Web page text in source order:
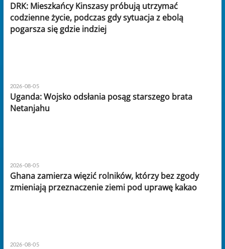
DRK: Mieszkańcy Kinszasy próbują utrzymać
codzienne życie, podczas gdy sytuacja z ebolą
pogarsza się gdzie indziej
2026-08-05
Uganda: Wojsko odsłania posąg starszego brata
Netanjahu
2026-08-05
Ghana zamierza więzić rolników, którzy bez zgody
zmieniają przeznaczenie ziemi pod uprawę kakao
2026-08-05